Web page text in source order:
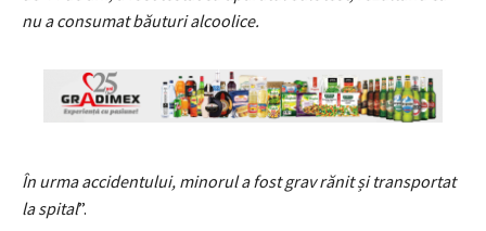
nu a consumat băuturi alcoolice.
În urma accidentului, minorul a fost grav rănit și transportat
la spital”.